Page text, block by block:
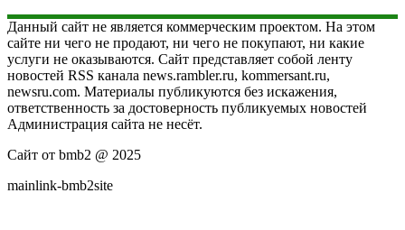
Данный сайт не является коммерческим проектом. На этом
сайте ни чего не продают, ни чего не покупают, ни какие
услуги не оказываются. Сайт представляет собой ленту
новостей RSS канала news.rambler.ru, kommersant.ru,
newsru.com. Материалы публикуются без искажения,
ответственность за достоверность публикуемых новостей
Администрация сайта не несёт.
Сайт от bmb2 @ 2025
mainlink-bmb2site